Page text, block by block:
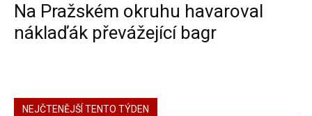
Na Pražském okruhu havaroval
náklaďák převážející bagr
NEJČTENĚJŠÍ TENTO TÝDEN